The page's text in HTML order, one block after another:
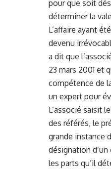
pour que soit
déterminer la
L’affaire ayant
devenu
a dit que
23 mars 2001 et
compétence de
un expert pour
L’associé saisit
des référés, le
grande instance
désignation
les parts qu’il